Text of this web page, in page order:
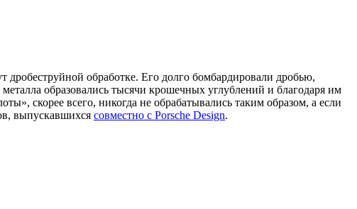
обработке. Его долго бомбардировали дробью,
образовались тысячи крошечных углублений и благодаря им
скорее всего, никогда не обрабатывались таким образом, а если
выпускавшихся совместно с Porsche Design.